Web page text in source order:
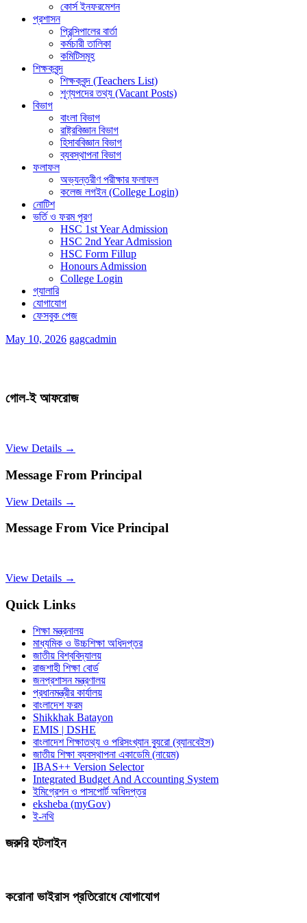
কোর্স ইনফরমেশন
প্রশাসন
প্রিন্সিপালের বার্তা
কর্মচারী তালিকা
কমিটিসমূহ
শিক্ষকবৃন্দ
শিক্ষকবৃন্দ (Teachers List)
শূণ্যপদের তথ্য (Vacant Posts)
বিভাগ
বাংলা বিভাগ
রাষ্ট্রবিজ্ঞান বিভাগ
হিসাববিজ্ঞান বিভাগ
ব্যবস্থাপনা বিভাগ
ফলাফল
অভ্যন্তরীণ পরীক্ষার ফলাফল
কলেজ লগইন (College Login)
নোটিশ
ভর্তি ও ফরম পূরণ
HSC 1st Year Admission
HSC 2nd Year Admission
HSC Form Fillup
Honours Admission
College Login
গ্যালারি
যোগাযোগ
ফেসবুক পেজ
May 10, 2026 gagcadmin
গোল-ই আফরোজ
View Details →
Message From Principal
View Details →
Message From Vice Principal
View Details →
Quick Links
শিক্ষা মন্ত্রনালয়
মাধ্যমিক ও উচ্চশিক্ষা অধিদপ্তর
জাতীয় বিশ্ববিদ্যালয়
রাজশাহী শিক্ষা বোর্ড
জনপ্রশাসন মন্ত্রণালয়
প্রধানমন্ত্রীর কার্যালয়
বাংলাদেশ ফরম
Shikkhak Batayon
EMIS | DSHE
বাংলাদেশ শিক্ষাতথ্য ও পরিসংখ্যান ব্যুরো (ব্যানবেইস)
জাতীয় শিক্ষা ব্যবস্থাপনা একাডেমি (নায়েম)
IBAS++ Version Selector
Integrated Budget And Accounting System
ইমিগ্রেশন ও পাসপোর্ট অধিদপ্তর
eksheba (myGov)
ই-নথি
জরুরি হটলাইন
করোনা ভাইরাস প্রতিরোধে যোগাযোগ